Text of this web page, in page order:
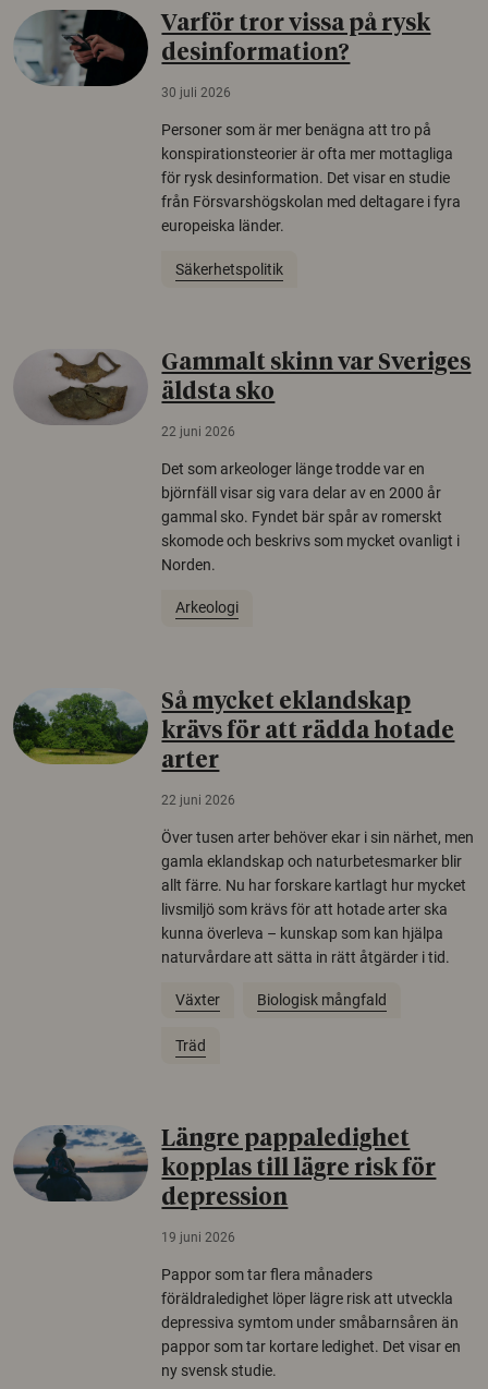
Varför tror vissa på rysk
desinformation?
30 juli 2026
Personer som är mer benägna att tro på
konspirationsteorier är ofta mer mottagliga
för rysk desinformation. Det visar en studie
från Försvarshögskolan med deltagare i fyra
europeiska länder.
Säkerhetspolitik
Gammalt skinn var Sveriges
äldsta sko
22 juni 2026
Det som arkeologer länge trodde var en
björnfäll visar sig vara delar av en 2000 år
gammal sko. Fyndet bär spår av romerskt
skomode och beskrivs som mycket ovanligt i
Norden.
Arkeologi
Så mycket eklandskap
krävs för att rädda hotade
arter
22 juni 2026
Över tusen arter behöver ekar i sin närhet, men
gamla eklandskap och naturbetesmarker blir
allt färre. Nu har forskare kartlagt hur mycket
livsmiljö som krävs för att hotade arter ska
kunna överleva – kunskap som kan hjälpa
naturvårdare att sätta in rätt åtgärder i tid.
Växter Biologisk mångfald
Träd
Längre pappaledighet
kopplas till lägre risk för
depression
19 juni 2026
Pappor som tar flera månaders
föräldraledighet löper lägre risk att utveckla
depressiva symtom under småbarnsåren än
pappor som tar kortare ledighet. Det visar en
ny svensk studie.